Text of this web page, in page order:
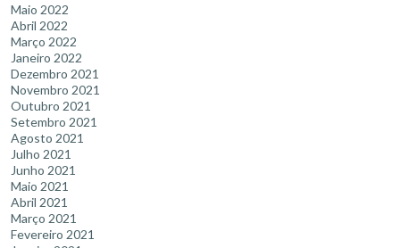
Maio 2022
Abril 2022
Março 2022
Janeiro 2022
Dezembro 2021
Novembro 2021
Outubro 2021
Setembro 2021
Agosto 2021
Julho 2021
Junho 2021
Maio 2021
Abril 2021
Março 2021
Fevereiro 2021